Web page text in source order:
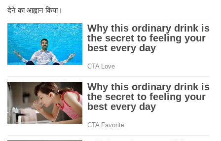
देने का आह्वान किया।